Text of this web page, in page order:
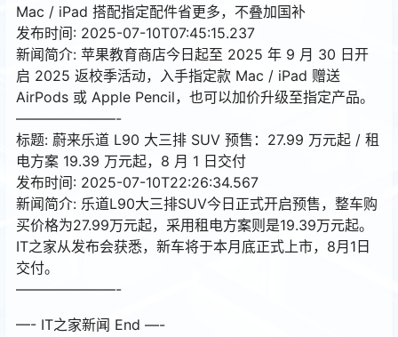
Mac / iPad 搭配指定配件省更多，不叠加国补
发布时间: 2025-07-10T07:45:15.237
新闻简介: 苹果教育商店今日起至 2025 年 9 月 30 日开
启 2025 返校季活动，入手指定款 Mac / iPad 赠送
AirPods 或 Apple Pencil，也可以加价升级至指定产品。
———————-
标题: 蔚来乐道 L90 大三排 SUV 预售：27.99 万元起 / 租
电方案 19.39 万元起，8 月 1 日交付
发布时间: 2025-07-10T22:26:34.567
新闻简介: 乐道L90大三排SUV今日正式开启预售，整车购
买价格为27.99万元起，采用租电方案则是19.39万元起。
IT之家从发布会获悉，新车将于本月底正式上市，8月1日
交付。
———————-
—- IT之家新闻 End —-